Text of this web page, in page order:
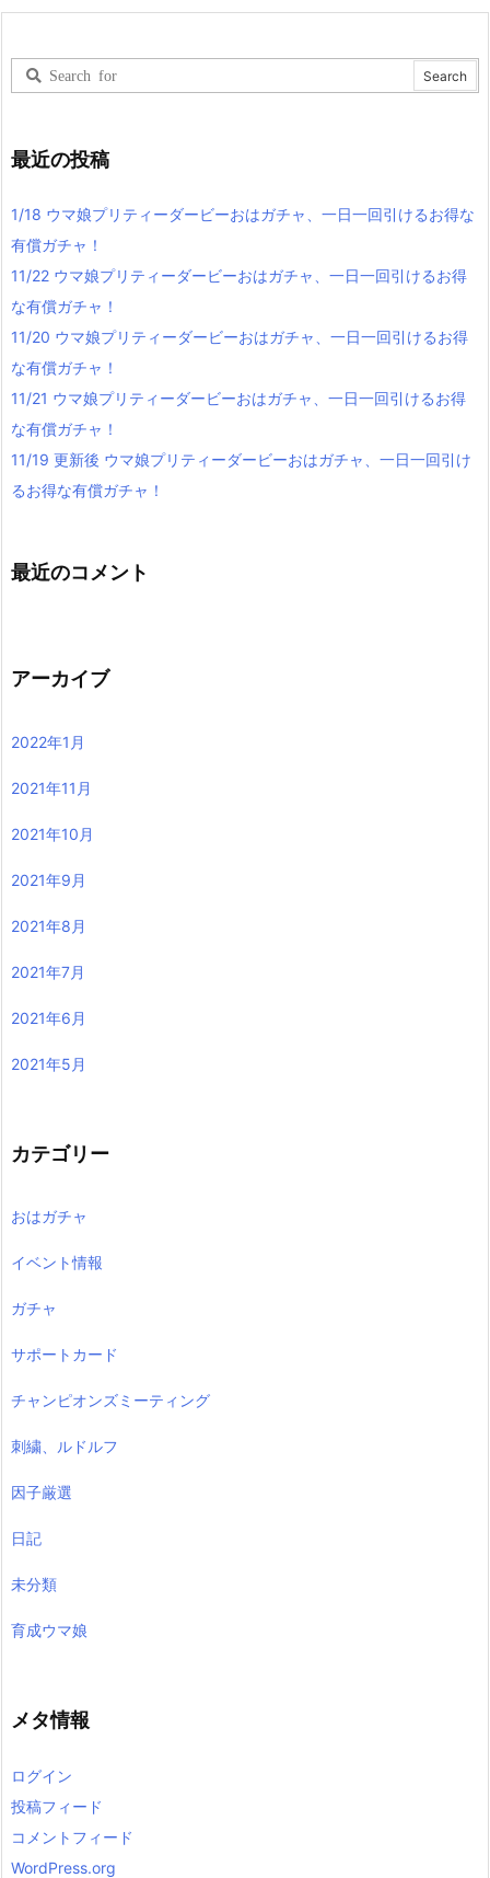
最近の投稿
1/18 ウマ娘プリティーダービーおはガチャ、一日一回引けるお得な
有償ガチャ！
11/22 ウマ娘プリティーダービーおはガチャ、一日一回引けるお得
な有償ガチャ！
11/20 ウマ娘プリティーダービーおはガチャ、一日一回引けるお得
な有償ガチャ！
11/21 ウマ娘プリティーダービーおはガチャ、一日一回引けるお得
な有償ガチャ！
11/19 更新後 ウマ娘プリティーダービーおはガチャ、一日一回引け
るお得な有償ガチャ！
最近のコメント
アーカイブ
2022年1月
2021年11月
2021年10月
2021年9月
2021年8月
2021年7月
2021年6月
2021年5月
カテゴリー
おはガチャ
イベント情報
ガチャ
サポートカード
チャンピオンズミーティング
刺繍、ルドルフ
因子厳選
日記
未分類
育成ウマ娘
メタ情報
ログイン
投稿フィード
コメントフィード
WordPress.org